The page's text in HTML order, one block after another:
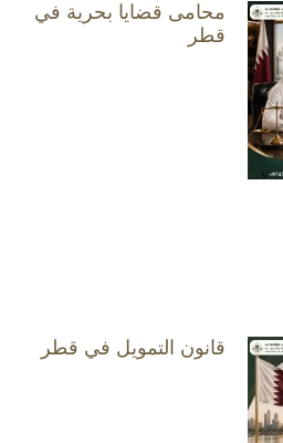
محامى قضايا بحرية في
قطر
قانون التمويل في قطر